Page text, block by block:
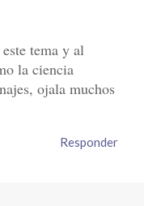
tema y al
la ciencia
ojala muchos
Responder